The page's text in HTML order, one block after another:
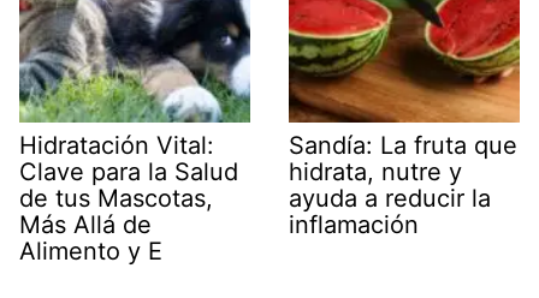
Hidratación Vital:
Clave para la Salud
de tus Mascotas,
Más Allá de
Alimento y E
Sandía: La fruta que
hidrata, nutre y
ayuda a reducir la
inflamación